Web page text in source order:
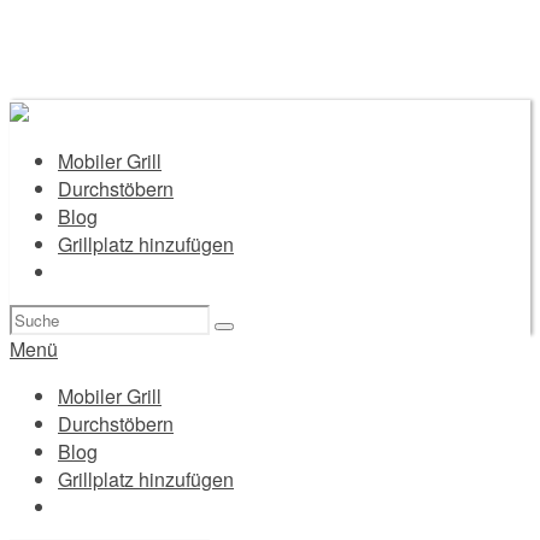
Mobiler Grill
Durchstöbern
Blog
Grillplatz hinzufügen
Suchen
nach:
Menü
Mobiler Grill
Durchstöbern
Blog
Grillplatz hinzufügen